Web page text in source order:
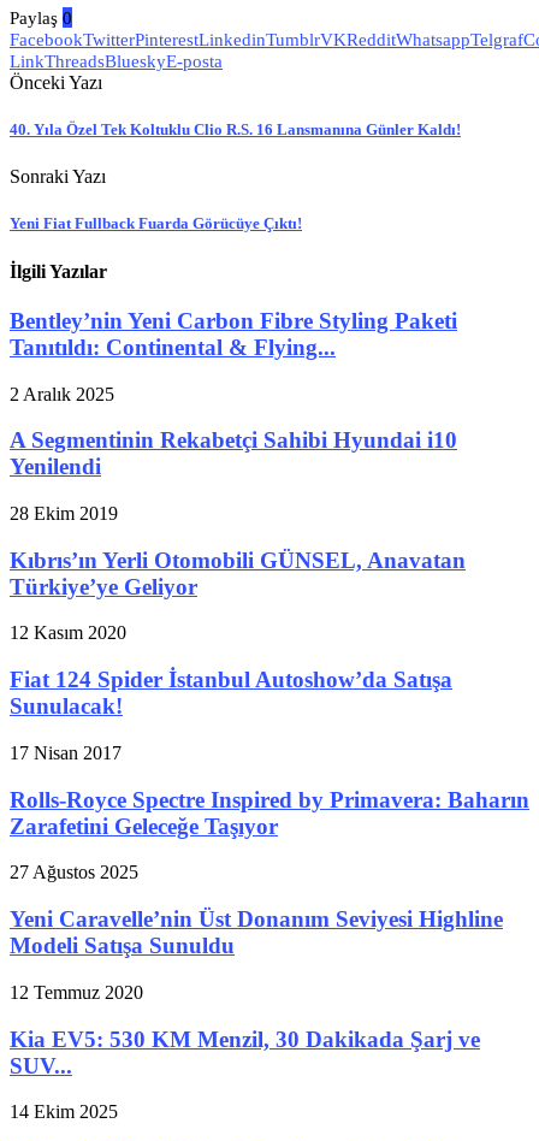
Paylaş 0
FacebookTwitterPinterestLinkedinTumblrVKRedditWhatsappTelgraf
LinkThreadsBlueskyE-posta
Önceki Yazı
40. Yıla Özel Tek Koltuklu Clio R.S. 16 Lansmanına Günler Kaldı!
Sonraki Yazı
Yeni Fiat Fullback Fuarda Görücüye Çıktı!
İlgili Yazılar
Bentley’nin Yeni Carbon Fibre Styling Paketi
Tanıtıldı: Continental & Flying...
2 Aralık 2025
A Segmentinin Rekabetçi Sahibi Hyundai i10
Yenilendi
28 Ekim 2019
Kıbrıs’ın Yerli Otomobili GÜNSEL, Anavatan
Türkiye’ye Geliyor
12 Kasım 2020
Fiat 124 Spider İstanbul Autoshow’da Satışa
Sunulacak!
17 Nisan 2017
Rolls-Royce Spectre Inspired by Primavera: Baharın
Zarafetini Geleceğe Taşıyor
27 Ağustos 2025
Yeni Caravelle’nin Üst Donanım Seviyesi Highline
Modeli Satışa Sunuldu
12 Temmuz 2020
Kia EV5: 530 KM Menzil, 30 Dakikada Şarj ve
SUV...
14 Ekim 2025